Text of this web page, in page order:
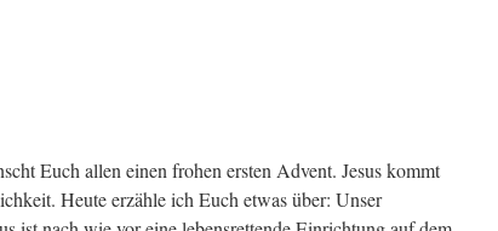
Euch allen einen frohen ersten Advent. Jesus kommt
Heute erzähle ich Euch etwas über: Unser